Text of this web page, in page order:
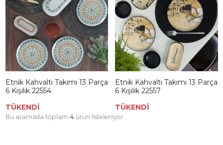
Etnik Kahvaltı Takımı 13 Parça
6 Kişilik 22554
TÜKENDİ
Etnik Kahvaltı Takımı 13 Parça
6 Kişilik 22557
TÜKENDİ
Bu aramada toplam 4ürün listeleniyor.